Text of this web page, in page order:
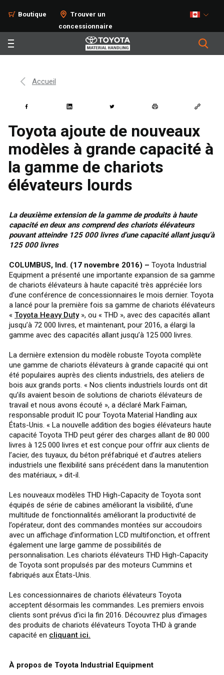
Boutique
Trouver un
concessionnaire
Accueil
Toyota ajoute de nouveaux
modèles à grande capacité à
la gamme de chariots
élévateurs lourds
La deuxième extension de la gamme de produits à haute
capacité en deux ans comprend des chariots élévateurs
pouvant atteindre 125 000 livres d’une capacité allant jusqu’à
125 000 livres
COLUMBUS, Ind. (17 novembre 2016) – Toyota Industrial
Equipment a présenté une importante expansion de sa gamme
de chariots élévateurs à haute capacité très appréciée lors
d’une conférence de concessionnaires le mois dernier. Toyota
a lancé pour la première fois sa gamme de chariots élévateurs
« Toyota Heavy Duty», ou « THD », avec des capacités allant
jusqu’à 72 000 livres, et maintenant, pour 2016, a élargi la
gamme avec des capacités allant jusqu’à 125 000 livres.
La dernière extension du modèle robuste Toyota complète
une gamme de chariots élévateurs à grande capacité qui ont
été populaires auprès des clients industriels, des ateliers de
bois aux grands ports. « Nos clients industriels lourds ont dit
qu’ils avaient besoin de solutions de chariots élévateurs de
travail et nous avons écouté », a déclaré Mark Faiman,
responsable produit IC pour Toyota Material Handling aux
États-Unis. « La nouvelle addition des bogies élévateurs haute
capacité Toyota THD peut gérer des charges allant de 80 000
livres à 125 000 livres et est conçue pour offrir aux clients de
l’acier, des tuyaux, du béton préfabriqué et d’autres ateliers
industriels une flexibilité sans précédent dans la manutention
des matériaux, » dit-il.
Les nouveaux modèles THD High-Capacity de Toyota sont
équipés de série de cabines améliorant la visibilité, d’une
multitude de fonctionnalités améliorant la productivité de
l’opérateur, dont des commandes montées sur accoudoirs
avec un affichage d’information LCD multifonction, et offrent
également une large gamme de possibilités de
personnalisation. Les chariots élévateurs THD High-Capacity
de Toyota sont propulsés par des moteurs Cummins et
fabriqués aux États-Unis.
Les concessionnaires de chariots élévateurs Toyota
acceptent désormais les commandes. Les premiers envois
clients sont prévus d’ici la fin 2016. Découvrez plus d’images
des produits de chariots élévateurs Toyota THD à grande
capacité en cliquant ici.
À propos de Toyota Industrial Equipment